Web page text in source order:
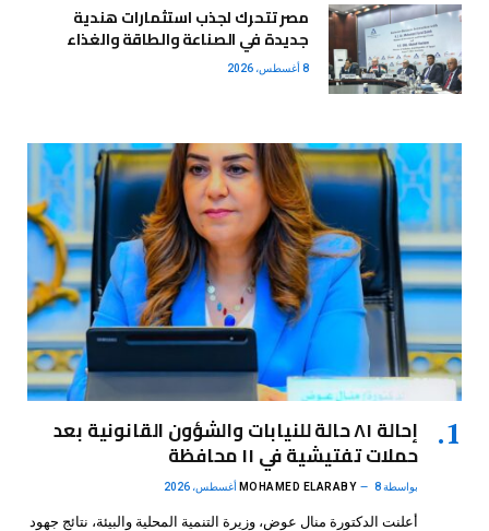
مصر تتحرك لجذب استثمارات هندية
جديدة في الصناعة والطاقة والغذاء
8 أغسطس، 2026
إحالة ٨١ حالة للنيابات والشؤون القانونية بعد
حملات تفتيشية في ١١ محافظة
بواسطة MOHAMED ELARABY 8 أغسطس، 2026
أعلنت الدكتورة منال عوض، وزيرة التنمية المحلية والبيئة، نتائج جهود